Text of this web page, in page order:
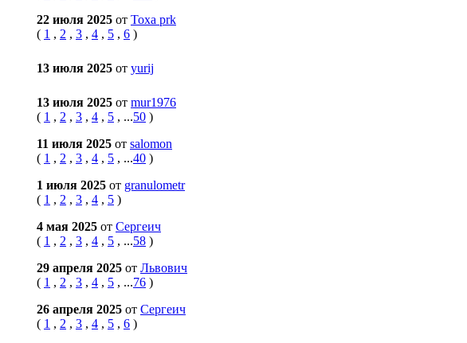
22 июля 2025 от Toxa prk
( 1 , 2 , 3 , 4 , 5 , 6 )
13 июля 2025 от yurij
13 июля 2025 от mur1976
( 1 , 2 , 3 , 4 , 5 , ...50 )
11 июля 2025 от salomon
( 1 , 2 , 3 , 4 , 5 , ...40 )
1 июля 2025 от granulometr
( 1 , 2 , 3 , 4 , 5 )
4 мая 2025 от Сергеич
( 1 , 2 , 3 , 4 , 5 , ...58 )
29 апреля 2025 от Львович
( 1 , 2 , 3 , 4 , 5 , ...76 )
26 апреля 2025 от Сергеич
( 1 , 2 , 3 , 4 , 5 , 6 )